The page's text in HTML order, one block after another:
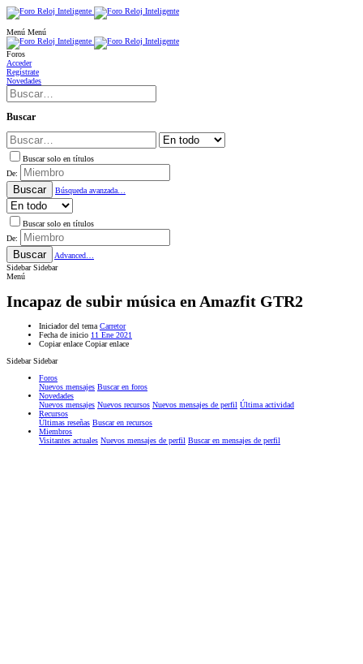
Menú Menú
Foros
Acceder
Regístrate
Novedades
Buscar
Buscar solo en títulos
De:
Buscar Búsqueda avanzada…
Buscar solo en títulos
De:
Buscar
Advanced…
Sidebar Sidebar
Menú
Incapaz de subir música en Amazfit GTR2
Iniciador del tema Carretor
Fecha de inicio 11 Ene 2021
Copiar enlace Copiar enlace
Sidebar Sidebar
Foros
Nuevos mensajes Buscar en foros
Novedades
Nuevos mensajes Nuevos recursos Nuevos mensajes de perfil Última actividad
Recursos
Últimas reseñas Buscar en recursos
Miembros
Visitantes actuales Nuevos mensajes de perfil Buscar en mensajes de perfil